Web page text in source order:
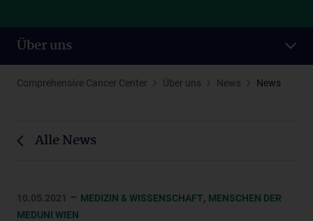
Über uns
Comprehensive Cancer Center Über uns News News
Alle News
10.05.2021 – MEDIZIN & WISSENSCHAFT, MENSCHEN DER
MEDUNI WIEN